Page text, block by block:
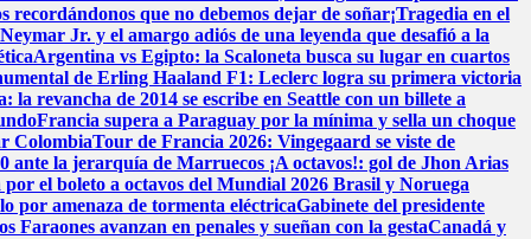
recordándonos que no debemos dejar de soñar¡Tragedia en el
Jr. y el amargo adiós de una leyenda que desafió a la
Argentina vs Egipto: la Scaloneta busca su lugar en cuartos
de Erling Haaland F1: Leclerc logra su primera victoria
la revancha de 2014 se escribe en Seattle con un billete a
Francia supera a Paraguay por la mínima y sella un choque
ColombiaTour de Francia 2026: Vingegaard se viste de
ante la jerarquía de Marruecos ¡A octavos!: gol de Jhon Arias
el boleto a octavos del Mundial 2026 Brasil y Noruega
por amenaza de tormenta eléctricaGabinete del presidente
avanzan en penales y sueñan con la gestaCanadá y